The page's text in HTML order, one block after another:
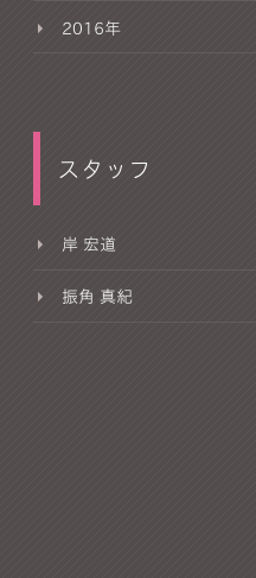
2016年
スタッフ
岸 宏道
振角 真紀